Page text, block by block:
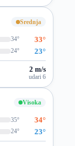
Srednja
34° 33°
24° 23°
2 m/s
udari 6
Visoka
35° 34°
24° 23°